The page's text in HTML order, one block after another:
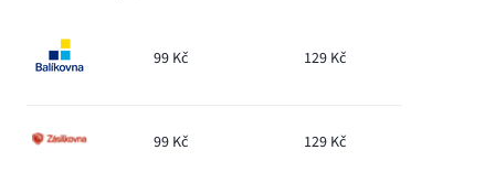
99 Kč 129 Kč
99 Kč 129 Kč